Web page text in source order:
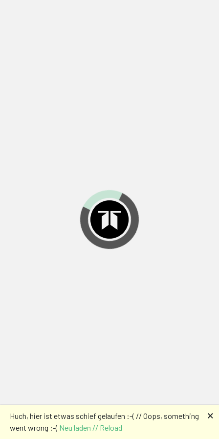
Huch, hier ist etwas schief gelaufen :-( // Oops, something
went wrong :-( Neu laden // Reload
🗙